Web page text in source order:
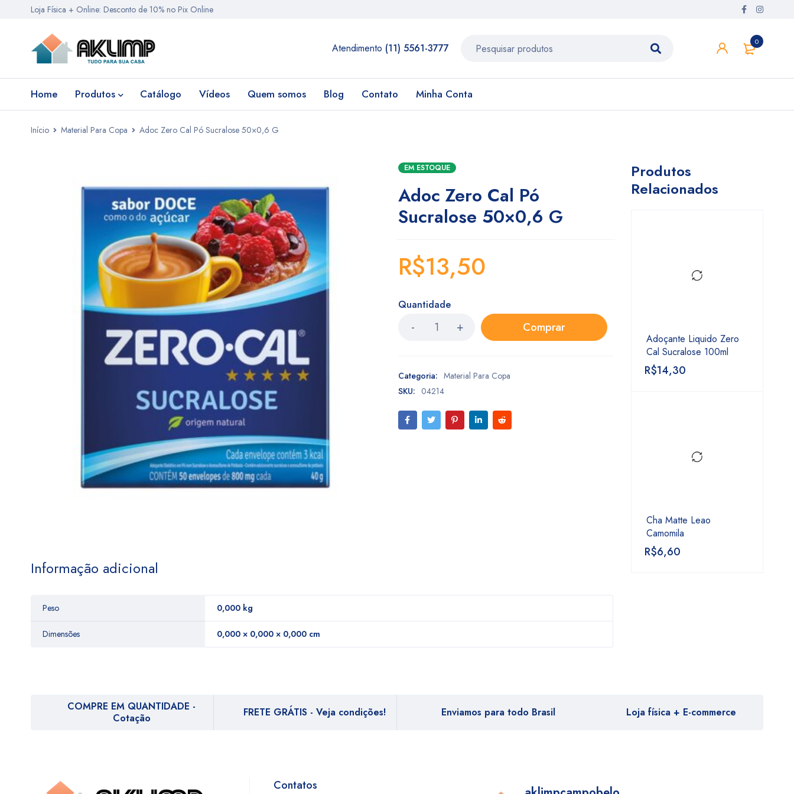
Loja Física + Online: Desconto de 10% no Pix Online
0
Atendimento (11) 5561-3777
Home Produtos Catálogo Vídeos Quem somos Blog Contato Minha Conta
Início Material Para Copa Adoc Zero Cal Pó Sucralose 50×0,6 G
EM ESTOQUE
Adoc Zero Cal Pó
Sucralose 50×0,6 G
R$13,50
Quantidade
Comprar
Categoria: Material Para Copa
SKU: 04214
Informação adicional
Peso 0,000 kg
Dimensões 0,000 × 0,000 × 0,000 cm
Produtos
Relacionados
Adoçante Liquido Zero
Cal Sucralose 100ml
R$14,30
Cha Matte Leao
Camomila
R$6,60
COMPRE EM QUANTIDADE -
Cotação
FRETE GRÁTIS - Veja condições! Enviamos para todo Brasil Loja física + E-commerce
Contatos